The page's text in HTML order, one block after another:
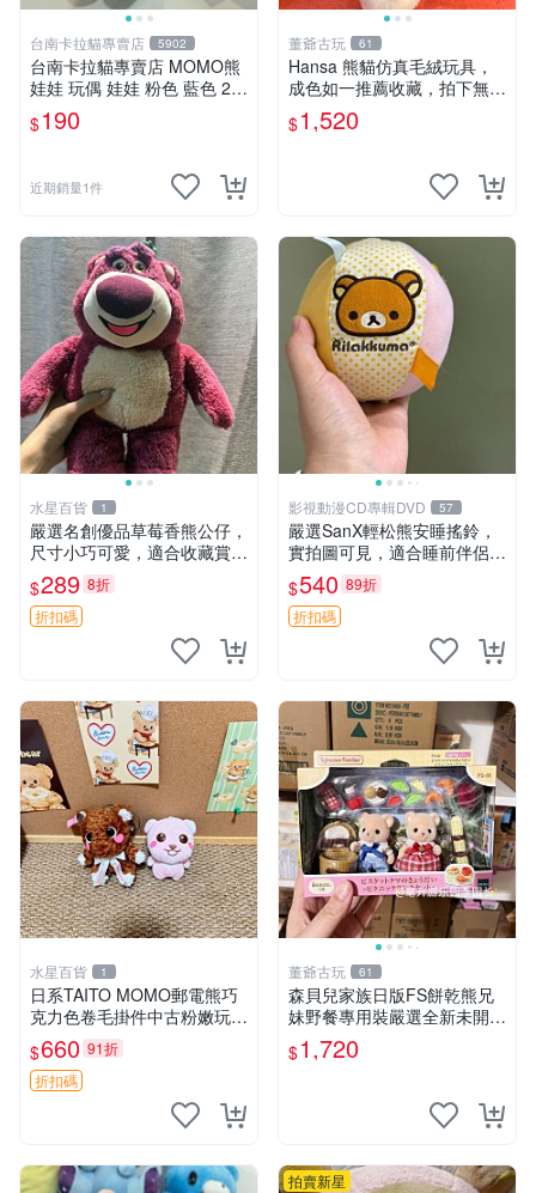
台南卡拉貓專賣店 5902
台南卡拉貓專賣店 MOMO熊
娃娃 玩偶 娃娃 粉色 藍色 2色
分售
$190
近期銷量1件
董爺古玩 61
Hansa 熊貓仿真毛絨玩具，
成色如一推薦收藏，拍下無疑
心 熊貓 毛絨玩具 收藏
$1,520
水星百貨 1
嚴選名創優品草莓香熊公仔，
尺寸小巧可愛，適合收藏賞玩
30cm 玩具 公仔 草莓熊
$289 8折
折扣碼
影視動漫CD專輯DVD 57
嚴選SanX輕松熊安睡搖鈴，
實拍圖可見，適合睡前伴侶，
Picks安撫好物 0325 懸吊 電
腦
$540 89折
折扣碼
水星百貨 1
日系TAITO MOMO郵電熊巧
克力色卷毛掛件中古粉嫩玩偶
微瑕推薦 postpet momo 郵
電熊 中古玩偶
$660 91折
折扣碼
董爺古玩 61
森貝兒家族日版FS餅乾熊兄
妹野餐專用裝嚴選全新未開
封，包含兩組大童款紙盒裝，
適合收藏與分享。 餅乾熊兄
$1,720
拍賣新星